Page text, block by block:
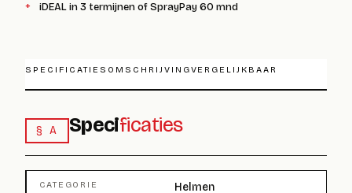
iDEAL in 3 termijnen of SprayPay 60 mnd
SPECIFICATIES OMSCHRIJVINGVERGELIJKBAAR
§ A Specificaties
CATEGORIE Helmen